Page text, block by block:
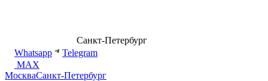
Санкт-Петербург
Whatsapp
Telegram
MAX
МоскваСанкт-Петербург